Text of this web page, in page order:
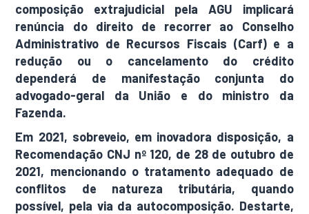
composição extrajudicial pela AGU implicará
renúncia do direito de recorrer ao Conselho
Administrativo de Recursos Fiscais (Carf) e a
redução ou o cancelamento do crédito
dependerá de manifestação conjunta do
advogado-geral da União e do ministro da
Fazenda.
Em 2021, sobreveio, em inovadora disposição, a
Recomendação CNJ nº 120, de 28 de outubro de
2021, mencionando o tratamento adequado de
conflitos de natureza tributária, quando
possível, pela via da autocomposição. Destarte,